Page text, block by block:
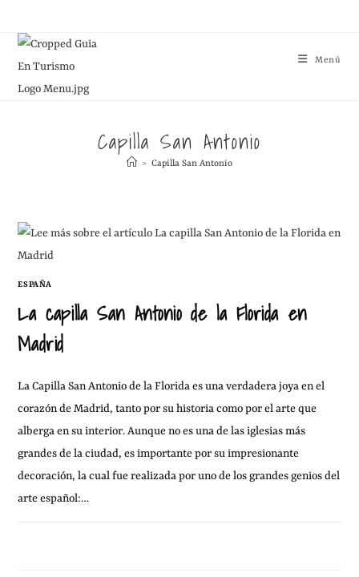
Menú
Capilla San Antonio
> Capilla San Antonio
ESPAÑA
La capilla San Antonio de la Florida en
Madrid
La Capilla San Antonio de la Florida es una verdadera joya en el
corazón de Madrid, tanto por su historia como por el arte que
alberga en su interior. Aunque no es una de las iglesias más
grandes de la ciudad, es importante por su impresionante
decoración, la cual fue realizada por uno de los grandes genios del
arte español:…